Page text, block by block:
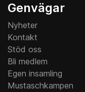
Genvägar
Nyheter
Kontakt
Stöd oss
Bli medlem
Egen insamling
Mustaschkampen